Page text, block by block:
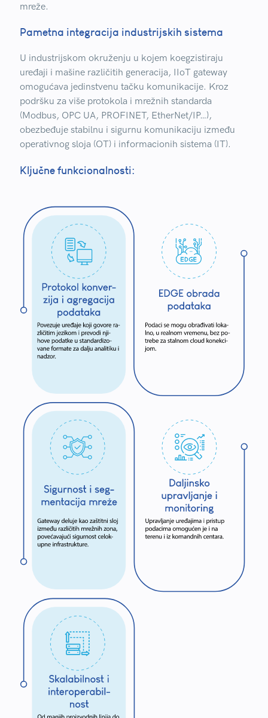
mreže.
Pametna integracija industrijskih sistema
U industrijskom okruženju u kojem koegzistiraju
uređaji i mašine različitih generacija, IIoT gateway
omogućava jedinstvenu tačku komunikacije. Kroz
podršku za više protokola i mrežnih standarda
(Modbus, OPC UA, PROFINET, EtherNet/IP…),
obezbeđuje stabilnu i sigurnu komunikaciju između
operativnog sloja (OT) i informacionih sistema (IT).
Ključne funkcionalnosti: